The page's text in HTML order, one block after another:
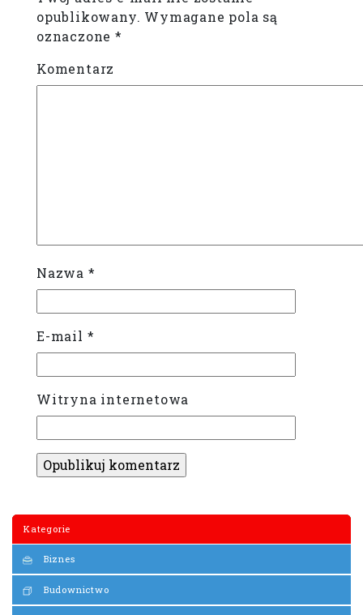
Kategorie
Biznes
Budownictwo
opublikowany. Wymagane pola są
oznaczone*
Komentarz
Nazwa *
E-mail *
Witryna internetowa